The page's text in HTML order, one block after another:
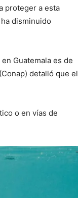
proteger a esta
disminuido
Guatemala es de
detalló que el
o en vías de